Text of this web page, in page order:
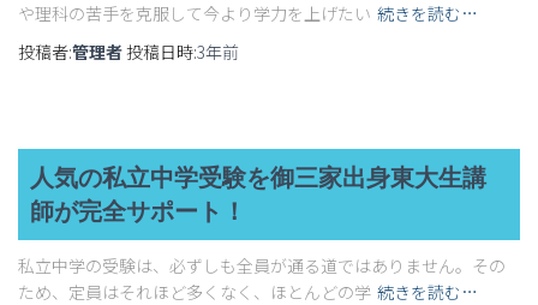
や理科の苦手を克服して今より学力を上げたい 続きを読む…
投稿者:管理者投稿日時:3年前
人気の私立中学受験を御三家出身東大生講
師が完全サポート！
私立中学の受験は、必ずしも全員が通る道ではありません。その
ため、定員はそれほど多くなく、ほとんどの学 続きを読む…